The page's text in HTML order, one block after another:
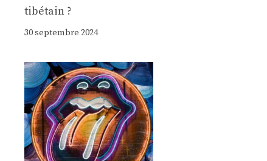
tibétain ?
30 septembre 2024